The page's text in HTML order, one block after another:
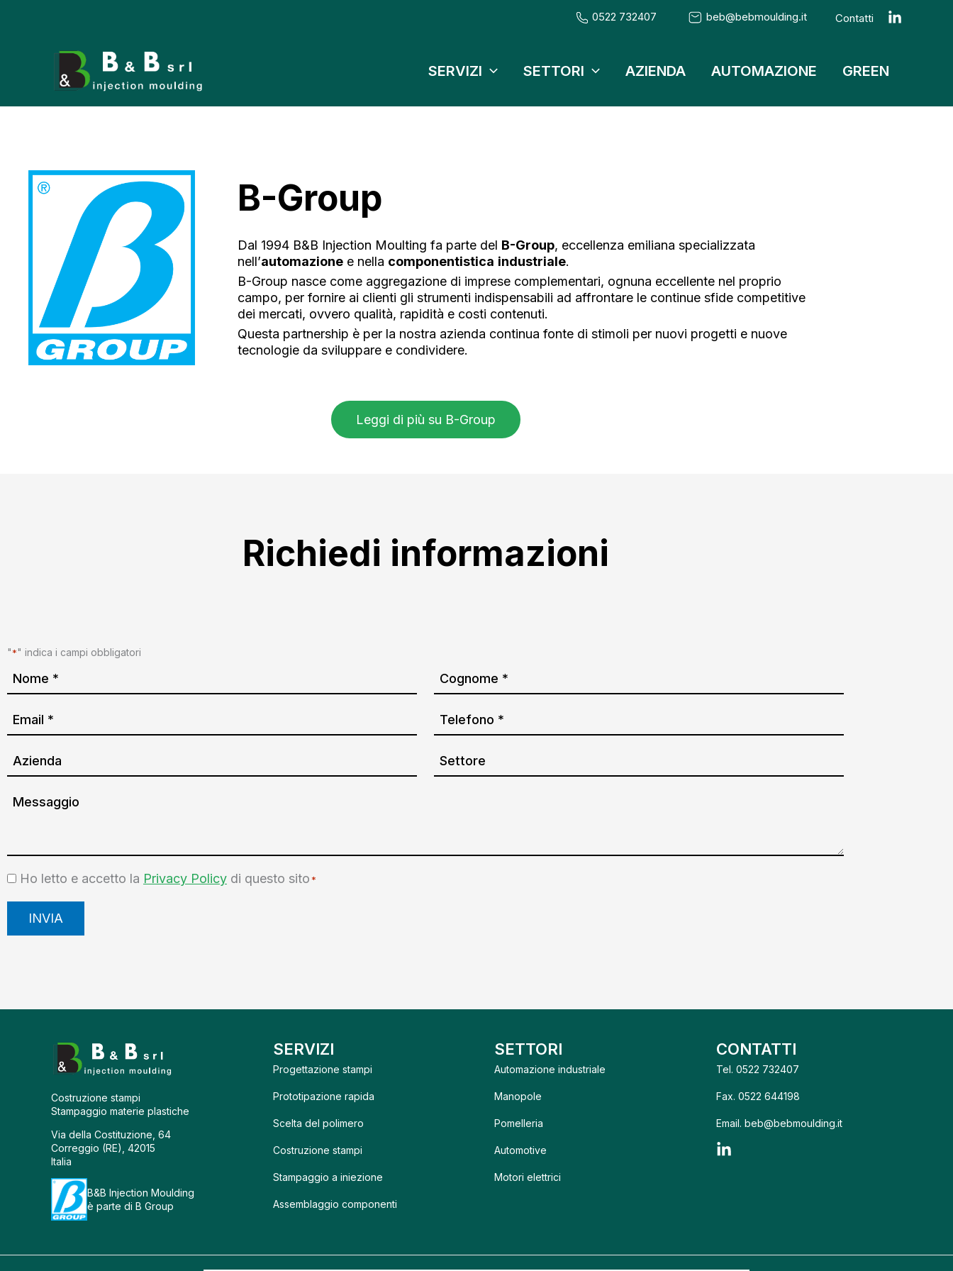
0522 732407 beb@bebmoulding.it Contatti
SERVIZI SETTORI AZIENDA AUTOMAZIONE GREEN
B-Group
Dal 1994 B&B Injection Moulting fa parte del B-Group, eccellenza emiliana specializzata
nell’automazione e nella componentistica industriale.
B-Group nasce come aggregazione di imprese complementari, ognuna eccellente nel proprio
campo, per fornire ai clienti gli strumenti indispensabili ad affrontare le continue sfide competitive
dei mercati, ovvero qualità, rapidità e costi contenuti.
Questa partnership è per la nostra azienda continua fonte di stimoli per nuovi progetti e nuove
tecnologie da sviluppare e condividere.
Leggi di più su B-Group
Richiedi informazioni
"*" indica i campi obbligatori
Name
Nome Cognome
Email * Phone*
Azienda Settore
Messaggio
Consent*
Ho letto e accetto la Privacy Policy di questo sito *
INVIA
Costruzione stampi
Stampaggio materie plastiche
Via della Costituzione, 64
Correggio (RE), 42015
Italia
B&B Injection Moulding
è parte di B Group
SERVIZI
Progettazione stampi
Prototipazione rapida
Scelta del polimero
Costruzione stampi
Stampaggio a iniezione
Assemblaggio componenti
SETTORI
Automazione industriale
Manopole
Pomelleria
Automotive
Motori elettrici
CONTATTI
Tel. 0522 732407
Fax. 0522 644198
Email. beb@bebmoulding.it